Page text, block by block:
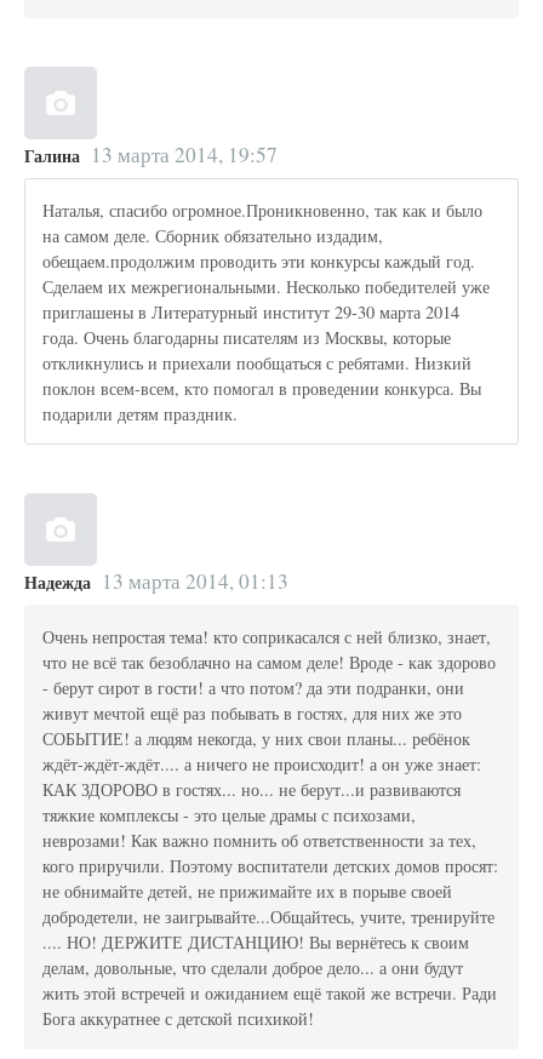
Галина 13 марта 2014, 19:57
Наталья, спасибо огромное.Проникновенно, так как и было
на самом деле. Сборник обязательно издадим,
обещаем.продолжим проводить эти конкурсы каждый год.
Сделаем их межрегиональными. Несколько победителей уже
приглашены в Литературный институт 29-30 марта 2014
года. Очень благодарны писателям из Москвы, которые
откликнулись и приехали пообщаться с ребятами. Низкий
поклон всем-всем, кто помогал в проведении конкурса. Вы
подарили детям праздник.
Надежда 13 марта 2014, 01:13
Очень непростая тема! кто соприкасался с ней близко, знает,
что не всё так безоблачно на самом деле! Вроде - как здорово
- берут сирот в гости! а что потом? да эти подранки, они
живут мечтой ещё раз побывать в гостях, для них же это
СОБЫТИЕ! а людям некогда, у них свои планы... ребёнок
ждёт-ждёт-ждёт.... а ничего не происходит! а он уже знает:
КАК ЗДОРОВО в гостях... но... не берут...и развиваются
тяжкие комплексы - это целые драмы с психозами,
неврозами! Как важно помнить об ответственности за тех,
кого приручили. Поэтому воспитатели детских домов просят:
не обнимайте детей, не прижимайте их в порыве своей
добродетели, не заигрывайте...Общайтесь, учите, тренируйте
.... НО! ДЕРЖИТЕ ДИСТАНЦИЮ! Вы вернётесь к своим
делам, довольные, что сделали доброе дело... а они будут
жить этой встречей и ожиданием ещё такой же встречи. Ради
Бога аккуратнее с детской психикой!